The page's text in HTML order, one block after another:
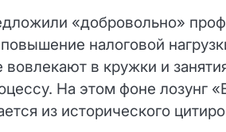
«добровольно»
налоговой
в кружки и
На этом фоне лозунг
из исторического